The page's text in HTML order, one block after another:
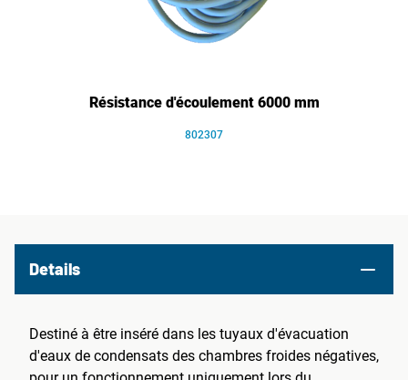
Résistance d'écoulement 6000 mm
802307
Details
Destiné à être inséré dans les tuyaux d'évacuation
d'eaux de condensats des chambres froides négatives,